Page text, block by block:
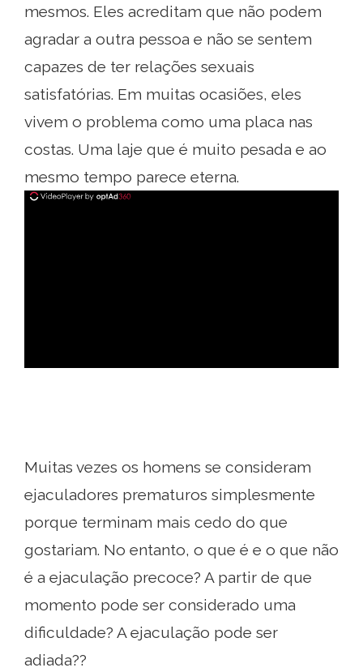
mesmos. Eles acreditam que não podem
agradar a outra pessoa e não se sentem
capazes de ter relações sexuais
satisfatórias. Em muitas ocasiões, eles
vivem o problema como uma placa nas
costas. Uma laje que é muito pesada e ao
mesmo tempo parece eterna.
Muitas vezes os homens se consideram
ejaculadores prematuros simplesmente
porque terminam mais cedo do que
gostariam. No entanto, o que é e o que não
é a ejaculação precoce? A partir de que
momento pode ser considerado uma
dificuldade? A ejaculação pode ser
adiada??